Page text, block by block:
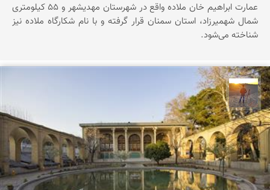
عمارت ابراهیم خان ملاده واقع در شهرستان مهدیشهر و ۵۵ کیلومتری
شمال شهمیرزاد، استان سمنان قرار گرفته و با نام شکارگاه ملاده نیز
شناخته می‌شود.
مهدی مخلصیان